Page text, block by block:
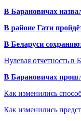
В Барановичах
В районе Гати
В Беларуси
Нулевая отчетность в
В Барановичах
Как изменились
Как изменились